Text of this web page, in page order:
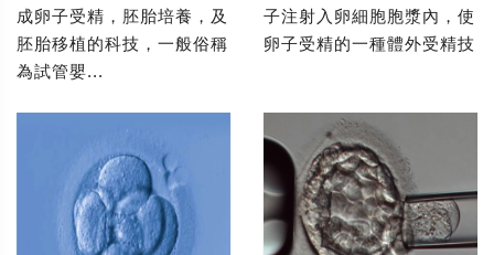
成卵子受精，胚胎培養，及
胚胎移植的科技，一般俗稱
為試管嬰...
子注射入卵細胞胞漿內，使
卵子受精的一種體外受精技